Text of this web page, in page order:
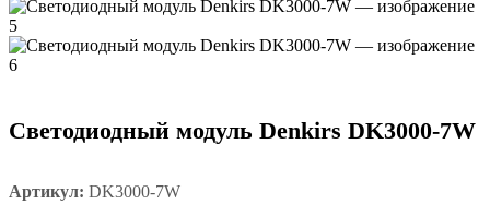
Светодиодный модуль Denkirs DK3000-7W
Артикул: DK3000-7W